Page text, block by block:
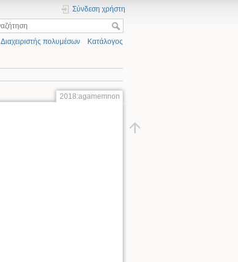
Σύνδεση χρήστη
Διαχειριστής πολυμέσων Κατάλογος
2018:agamemnon